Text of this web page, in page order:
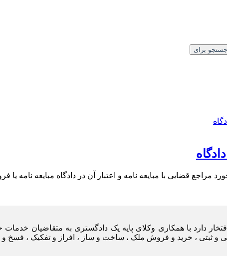
جستجو برای
مراجع قضایی با مبایعه نامه و اعتبار آن در دادگاه مبایعه نامه
دارد با همکاری وکلای پایه یک دادگستری به متقاضیان
و ثبتی ، خرید و فروش ملک ، ساخت و ساز ، افراز و تفکیک ، فسخ